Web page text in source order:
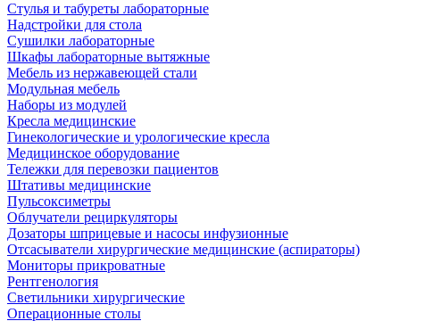
Стулья и табуреты лабораторные
Надстройки для стола
Сушилки лабораторные
Шкафы лабораторные вытяжные
Мебель из нержавеющей стали
Модульная мебель
Наборы из модулей
Кресла медицинские
Гинекологические и урологические кресла
Медицинское оборудование
Тележки для перевозки пациентов
Штативы медицинские
Пульсоксиметры
Облучатели рециркуляторы
Дозаторы шприцевые и насосы инфузионные
Отсасыватели хирургические медицинские (аспираторы)
Мониторы прикроватные
Рентгенология
Светильники хирургические
Операционные столы